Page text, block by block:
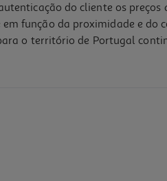
do cliente os preços
função da proximidade e do
o território de Portugal